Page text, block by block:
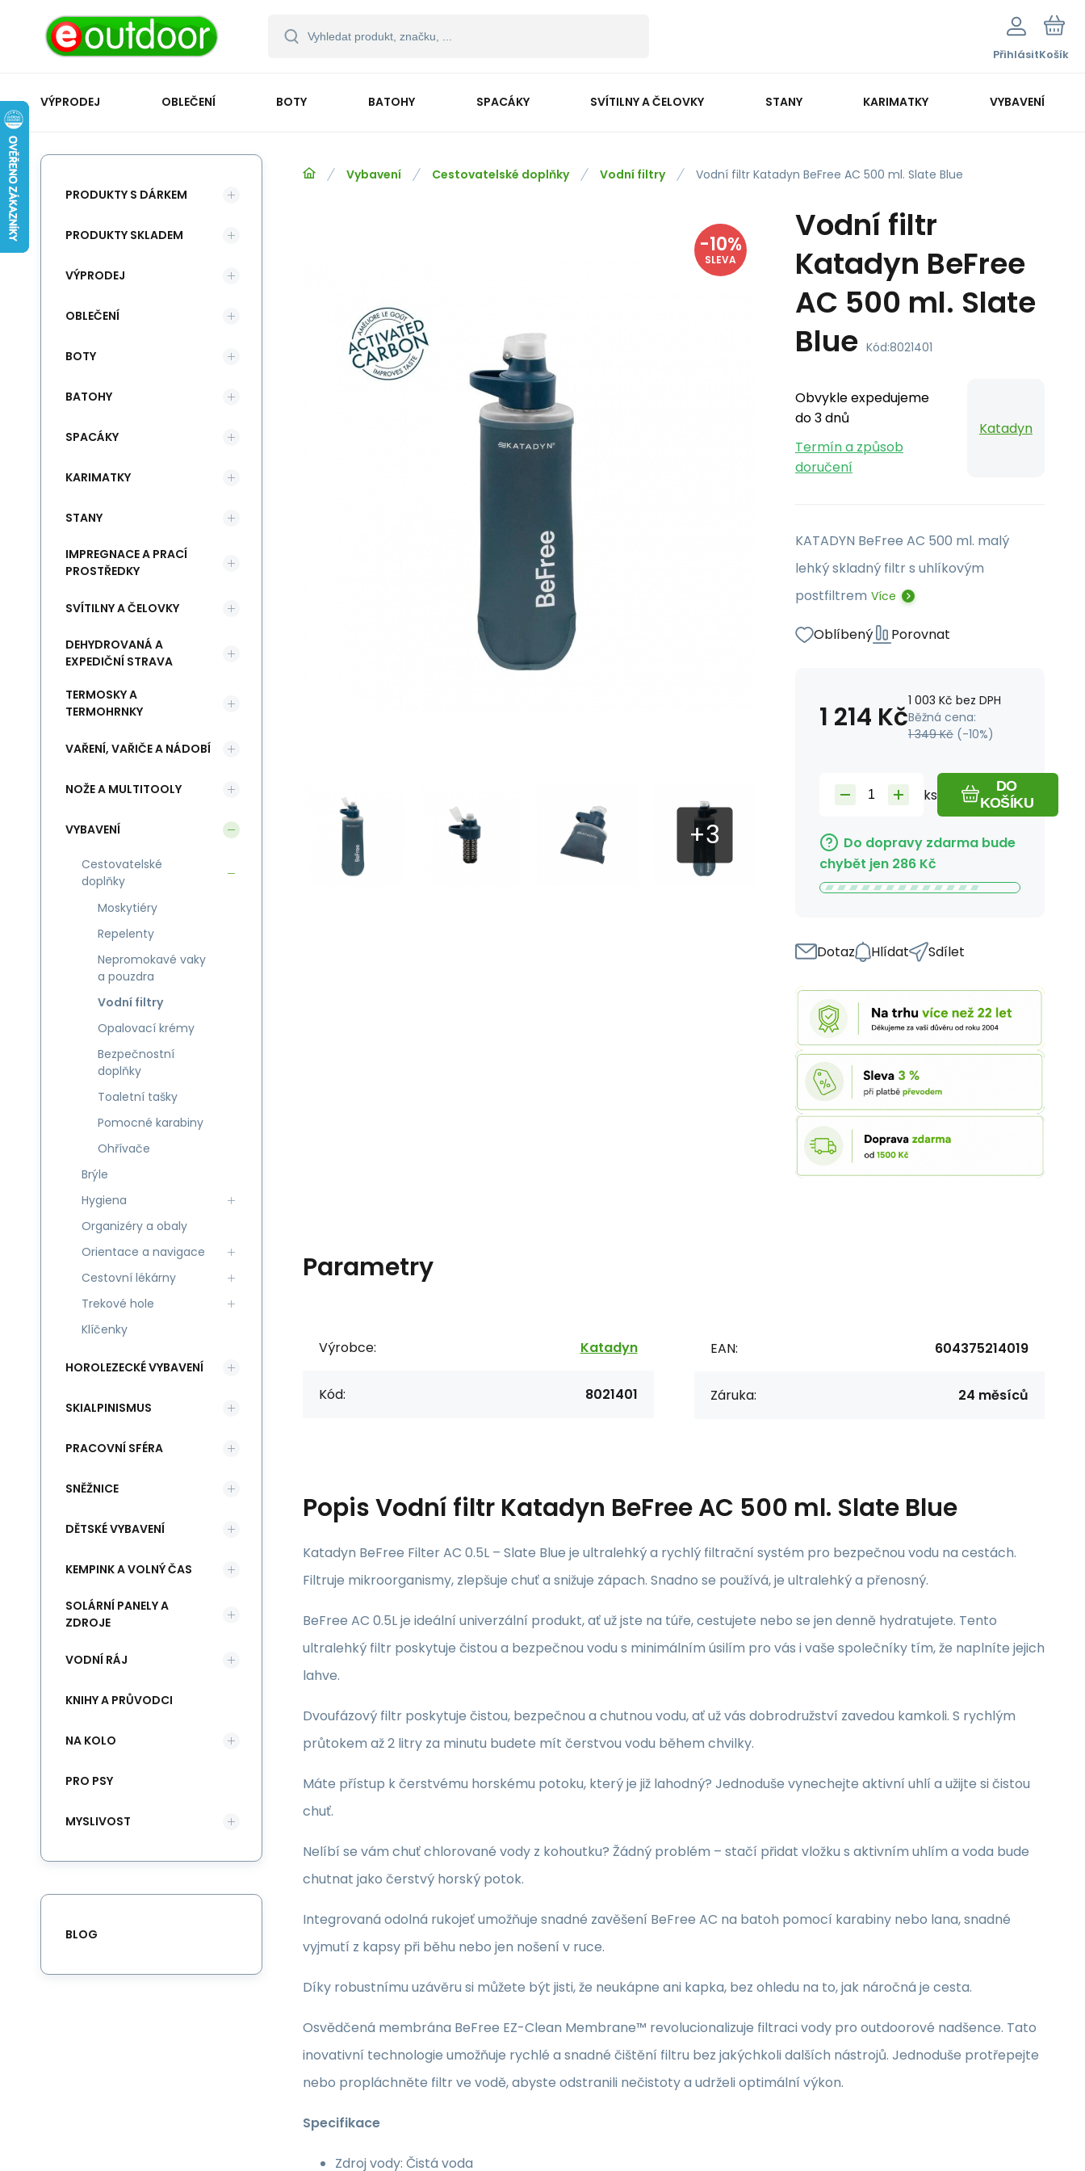
PřihlásitKošík
VÝPRODEJ OBLEČENÍ BOTY BATOHY SPACÁKY SVÍTILNY A ČELOVKY STANY KARIMATKY VYBAVENÍ
Vybavení Cestovatelské doplňky Vodní filtry Vodní filtr Katadyn BeFree AC 500 ml. Slate Blue
-10%
SLEVA
Vodní filtr
Katadyn BeFree
AC 500 ml. Slate
Blue Kód:8021401
Obvykle expedujeme
do 3 dnů
Termín a způsob
doručení
Katadyn
KATADYN BeFree AC 500 ml. malý
lehký skladný filtr s uhlíkovým
postfiltrem Více
Oblíbený Porovnat
1 214 Kč1 003 Kč bez DPH
Běžná cena:
1 349 Kč (-10%)
ks
DO
KOŠÍKU
Do dopravy zdarma bude
chybět jen 286 Kč
Dotaz Hlídat Sdílet
Parametry
Výrobce: Katadyn
Kód: 8021401
EAN: 604375214019
Záruka: 24 měsíců
PopisVodní filtr Katadyn BeFree AC 500 ml. Slate Blue
Katadyn BeFree Filter AC 0.5L – Slate Blue je ultralehký a rychlý filtrační systém pro bezpečnou vodu na cestách.
Filtruje mikroorganismy, zlepšuje chuť a snižuje zápach. Snadno se používá, je ultralehký a přenosný.
BeFree AC 0.5L je ideální univerzální produkt, ať už jste na túře, cestujete nebo se jen denně hydratujete. Tento
ultralehký filtr poskytuje čistou a bezpečnou vodu s minimálním úsilím pro vás i vaše společníky tím, že naplníte jejich
lahve.
Dvoufázový filtr poskytuje čistou, bezpečnou a chutnou vodu, ať už vás dobrodružství zavedou kamkoli. S rychlým
průtokem až 2 litry za minutu budete mít čerstvou vodu během chvilky.
Máte přístup k čerstvému horskému potoku, který je již lahodný? Jednoduše vynechejte aktivní uhlí a užijte si čistou
chuť.
Nelíbí se vám chuť chlorované vody z kohoutku? Žádný problém – stačí přidat vložku s aktivním uhlím a voda bude
chutnat jako čerstvý horský potok.
Integrovaná odolná rukojeť umožňuje snadné zavěšení BeFree AC na batoh pomocí karabiny nebo lana, snadné
vyjmutí z kapsy při běhu nebo jen nošení v ruce.
Díky robustnímu uzávěru si můžete být jisti, že neukápne ani kapka, bez ohledu na to, jak náročná je cesta.
Osvědčená membrána BeFree EZ-Clean Membrane™ revolucionalizuje filtraci vody pro outdoorové nadšence. Tato
inovativní technologie umožňuje rychlé a snadné čištění filtru bez jakýchkoli dalších nástrojů. Jednoduše protřepejte
nebo propláchněte filtr ve vodě, abyste odstranili nečistoty a udrželi optimální výkon.
Specifikace
Zdroj vody: Čistá voda
PRODUKTY S DÁRKEM
PRODUKTY SKLADEM
VÝPRODEJ
OBLEČENÍ
BOTY
BATOHY
SPACÁKY
KARIMATKY
STANY
IMPREGNACE A PRACÍ
PROSTŘEDKY
SVÍTILNY A ČELOVKY
DEHYDROVANÁ A
EXPEDIČNÍ STRAVA
TERMOSKY A
TERMOHRNKY
VAŘENÍ, VAŘIČE A NÁDOBÍ
NOŽE A MULTITOOLY
VYBAVENÍ
Cestovatelské
doplňky
Moskytiéry
Repelenty
Nepromokavé vaky
a pouzdra
Vodní filtry
Opalovací krémy
Bezpečnostní
doplňky
Toaletní tašky
Pomocné karabiny
Ohřívače
Brýle
Hygiena
Organizéry a obaly
Orientace a navigace
Cestovní lékárny
Trekové hole
Klíčenky
HOROLEZECKÉ VYBAVENÍ
SKIALPINISMUS
PRACOVNÍ SFÉRA
SNĚŽNICE
DĚTSKÉ VYBAVENÍ
KEMPINK A VOLNÝ ČAS
SOLÁRNÍ PANELY A
ZDROJE
VODNÍ RÁJ
KNIHY A PRŮVODCI
NA KOLO
PRO PSY
MYSLIVOST
BLOG